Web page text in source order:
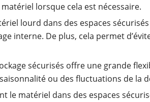
lorsque cela est nécessaire.
lourd dans des espaces
interne. De plus, cela permet
sécurisés offre une grande
ou des fluctuations de la
le matériel dans des espaces